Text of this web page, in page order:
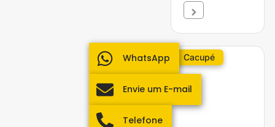
Cacupé
WhatsApp
Envie um E-mail
Telefone